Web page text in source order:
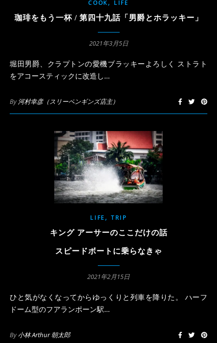
COOK, LIFE
珈琲をもう一杯 / 第四十九話「男爵とホラッキー」
2021年3月5日
堀田男爵、クラプトンの愛機ブラッキーよろしく ストラト
をアコースティックに改造し…
By河村幸彦（スリーペンギンズ店主）
LIFE , TRIP
キング アーサーのここだけの話
スピードボートに乗らなきゃ
2021年2月15日
ひと気がなくなってからゆっくりと列車を降りた。 ハーフ
ドーム型のフアランポーン駅…
By小林 Arthur 朝太郎